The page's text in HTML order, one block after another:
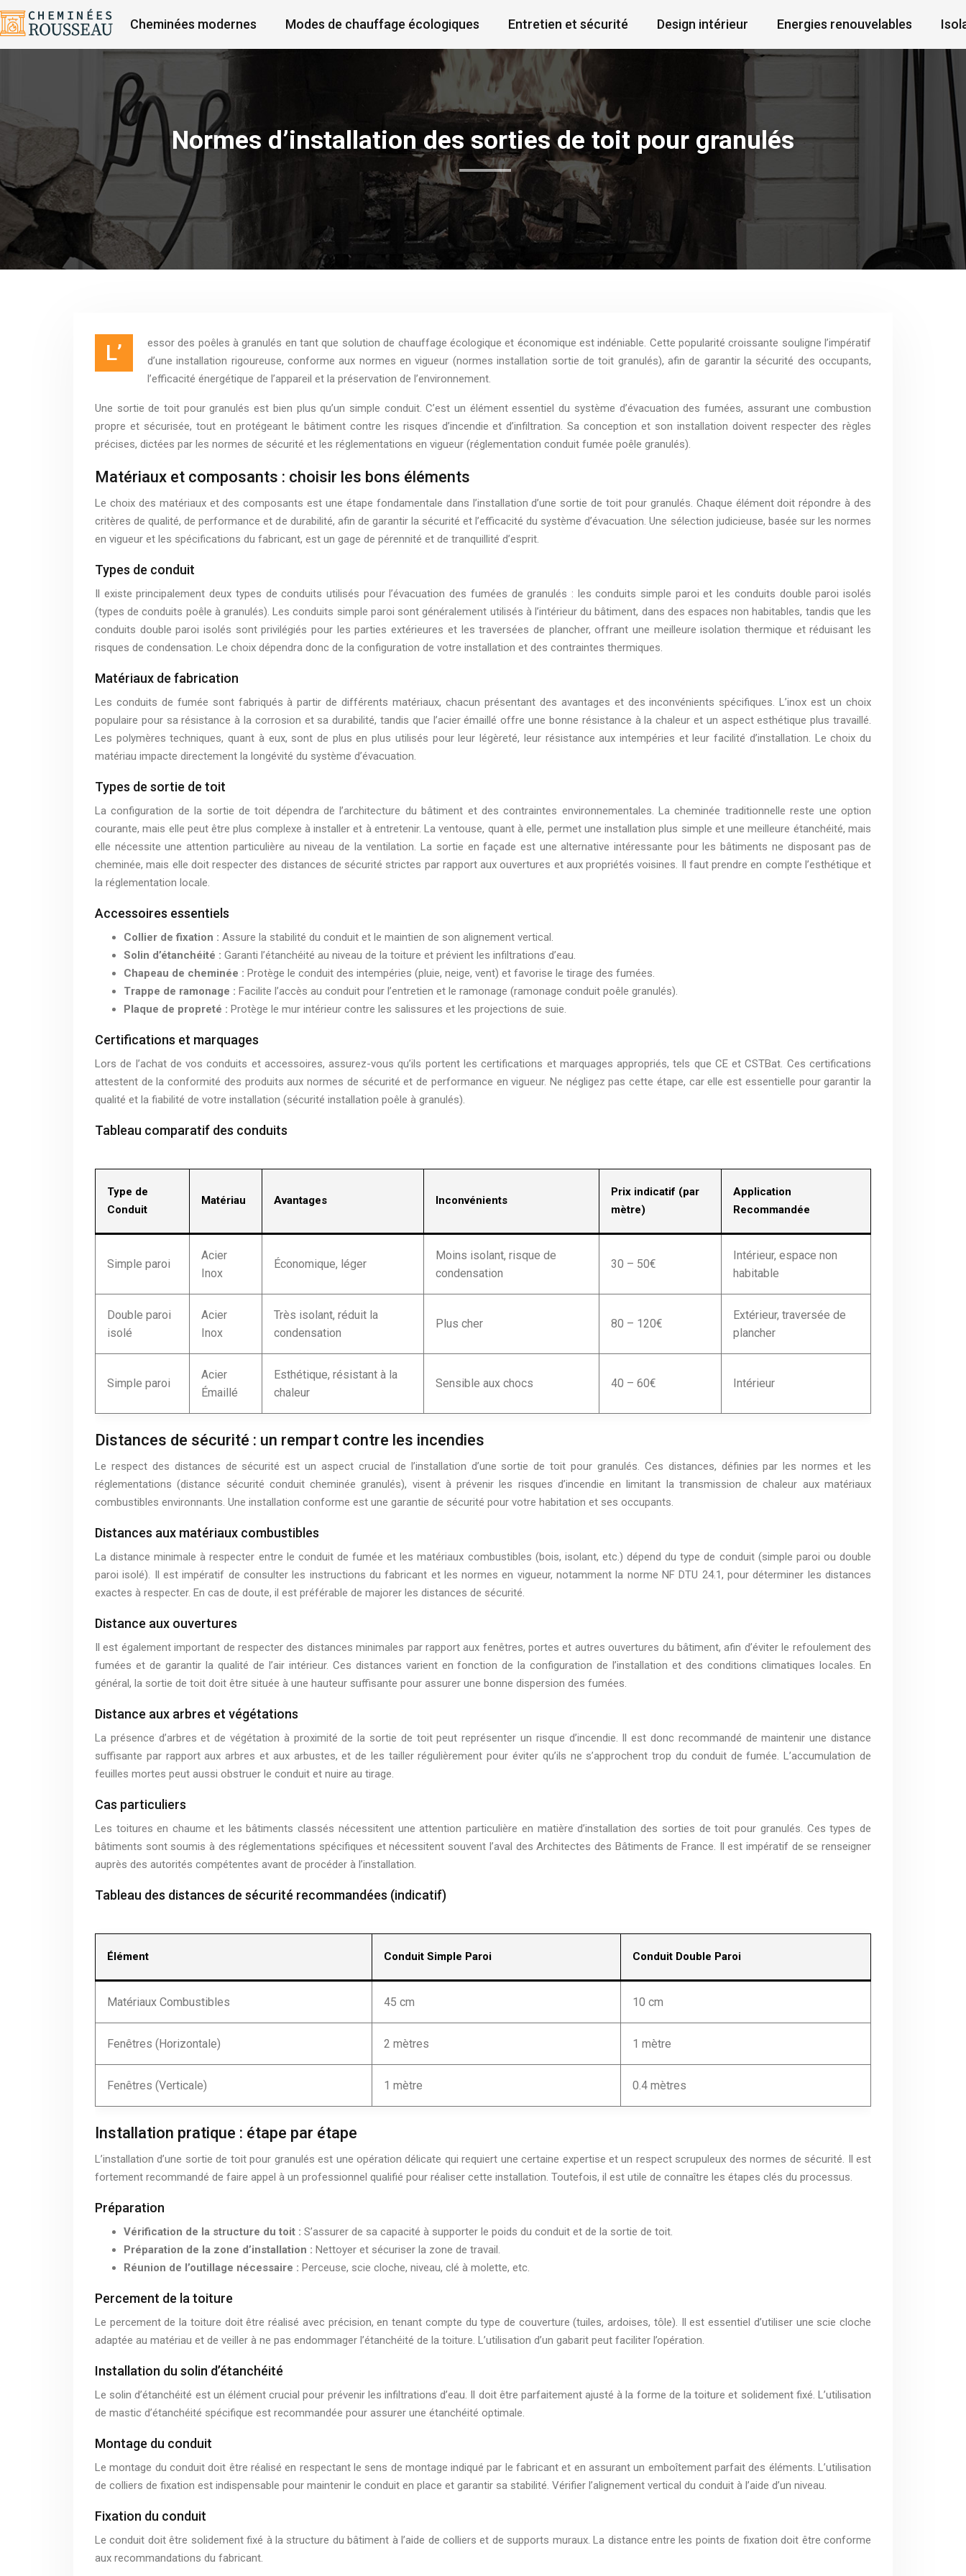
Cheminées modernes Modes de chauffage écologiques Entretien et sécurité Design intérieur Energies renouvelables
Normes d’installation des sorties de toit pour granulés
L’
essor des poêles à granulés en tant que solution de chauffage écologique et économique est indéniable. Cette popularité croissante souligne l’impératif
d’une installation rigoureuse, conforme aux normes en vigueur (normes installation sortie de toit granulés), afin de garantir la sécurité des occupants,
l’efficacité énergétique de l’appareil et la préservation de l’environnement.
Une sortie de toit pour granulés est bien plus qu’un simple conduit. C’est un élément essentiel du système d’évacuation des fumées, assurant une combustion
propre et sécurisée, tout en protégeant le bâtiment contre les risques d’incendie et d’infiltration. Sa conception et son installation doivent respecter des règles
précises, dictées par les normes de sécurité et les réglementations en vigueur (réglementation conduit fumée poêle granulés).
Matériaux et composants : choisir les bons éléments
Le choix des matériaux et des composants est une étape fondamentale dans l’installation d’une sortie de toit pour granulés. Chaque élément doit répondre à des
critères de qualité, de performance et de durabilité, afin de garantir la sécurité et l’efficacité du système d’évacuation. Une sélection judicieuse, basée sur les normes
en vigueur et les spécifications du fabricant, est un gage de pérennité et de tranquillité d’esprit.
Types de conduit
Il existe principalement deux types de conduits utilisés pour l’évacuation des fumées de granulés : les conduits simple paroi et les conduits double paroi isolés
(types de conduits poêle à granulés). Les conduits simple paroi sont généralement utilisés à l’intérieur du bâtiment, dans des espaces non habitables, tandis que les
conduits double paroi isolés sont privilégiés pour les parties extérieures et les traversées de plancher, offrant une meilleure isolation thermique et réduisant les
risques de condensation. Le choix dépendra donc de la configuration de votre installation et des contraintes thermiques.
Matériaux de fabrication
Les conduits de fumée sont fabriqués à partir de différents matériaux, chacun présentant des avantages et des inconvénients spécifiques. L’inox est un choix
populaire pour sa résistance à la corrosion et sa durabilité, tandis que l’acier émaillé offre une bonne résistance à la chaleur et un aspect esthétique plus travaillé.
Les polymères techniques, quant à eux, sont de plus en plus utilisés pour leur légèreté, leur résistance aux intempéries et leur facilité d’installation. Le choix du
matériau impacte directement la longévité du système d’évacuation.
Types de sortie de toit
La configuration de la sortie de toit dépendra de l’architecture du bâtiment et des contraintes environnementales. La cheminée traditionnelle reste une option
courante, mais elle peut être plus complexe à installer et à entretenir. La ventouse, quant à elle, permet une installation plus simple et une meilleure étanchéité, mais
elle nécessite une attention particulière au niveau de la ventilation. La sortie en façade est une alternative intéressante pour les bâtiments ne disposant pas de
cheminée, mais elle doit respecter des distances de sécurité strictes par rapport aux ouvertures et aux propriétés voisines. Il faut prendre en compte l’esthétique et
la réglementation locale.
Accessoires essentiels
Collier de fixation : Assure la stabilité du conduit et le maintien de son alignement vertical.
Solin d’étanchéité : Garanti l’étanchéité au niveau de la toiture et prévient les infiltrations d’eau.
Chapeau de cheminée : Protège le conduit des intempéries (pluie, neige, vent) et favorise le tirage des fumées.
Trappe de ramonage : Facilite l’accès au conduit pour l’entretien et le ramonage (ramonage conduit poêle granulés).
Plaque de propreté : Protège le mur intérieur contre les salissures et les projections de suie.
Certifications et marquages
Lors de l’achat de vos conduits et accessoires, assurez-vous qu’ils portent les certifications et marquages appropriés, tels que CE et CSTBat. Ces certifications
attestent de la conformité des produits aux normes de sécurité et de performance en vigueur. Ne négligez pas cette étape, car elle est essentielle pour garantir la
qualité et la fiabilité de votre installation (sécurité installation poêle à granulés).
Tableau comparatif des conduits
Type de
Conduit
Matériau Avantages Inconvénients
Prix indicatif (par
mètre)
Application
Recommandée
Simple paroi
Acier
Inox
Économique, léger
Moins isolant, risque de
condensation
30 – 50€
Intérieur, espace non
habitable
Double paroi
isolé
Acier
Inox
Très isolant, réduit la
condensation
Plus cher 80 – 120€
Extérieur, traversée de
plancher
Simple paroi
Acier
Émaillé
Esthétique, résistant à la
chaleur
Sensible aux chocs 40 – 60€ Intérieur
Distances de sécurité : un rempart contre les incendies
Le respect des distances de sécurité est un aspect crucial de l’installation d’une sortie de toit pour granulés. Ces distances, définies par les normes et les
réglementations (distance sécurité conduit cheminée granulés), visent à prévenir les risques d’incendie en limitant la transmission de chaleur aux matériaux
combustibles environnants. Une installation conforme est une garantie de sécurité pour votre habitation et ses occupants.
Distances aux matériaux combustibles
La distance minimale à respecter entre le conduit de fumée et les matériaux combustibles (bois, isolant, etc.) dépend du type de conduit (simple paroi ou double
paroi isolé). Il est impératif de consulter les instructions du fabricant et les normes en vigueur, notamment la norme NF DTU 24.1, pour déterminer les distances
exactes à respecter. En cas de doute, il est préférable de majorer les distances de sécurité.
Distance aux ouvertures
Il est également important de respecter des distances minimales par rapport aux fenêtres, portes et autres ouvertures du bâtiment, afin d’éviter le refoulement des
fumées et de garantir la qualité de l’air intérieur. Ces distances varient en fonction de la configuration de l’installation et des conditions climatiques locales. En
général, la sortie de toit doit être située à une hauteur suffisante pour assurer une bonne dispersion des fumées.
Distance aux arbres et végétations
La présence d’arbres et de végétation à proximité de la sortie de toit peut représenter un risque d’incendie. Il est donc recommandé de maintenir une distance
suffisante par rapport aux arbres et aux arbustes, et de les tailler régulièrement pour éviter qu’ils ne s’approchent trop du conduit de fumée. L’accumulation de
feuilles mortes peut aussi obstruer le conduit et nuire au tirage.
Cas particuliers
Les toitures en chaume et les bâtiments classés nécessitent une attention particulière en matière d’installation des sorties de toit pour granulés. Ces types de
bâtiments sont soumis à des réglementations spécifiques et nécessitent souvent l’aval des Architectes des Bâtiments de France. Il est impératif de se renseigner
auprès des autorités compétentes avant de procéder à l’installation.
Tableau des distances de sécurité recommandées (indicatif)
Élément Conduit Simple Paroi Conduit Double Paroi
Matériaux Combustibles 45 cm 10 cm
Fenêtres (Horizontale) 2 mètres 1 mètre
Fenêtres (Verticale) 1 mètre 0.4 mètres
Installation pratique : étape par étape
L’installation d’une sortie de toit pour granulés est une opération délicate qui requiert une certaine expertise et un respect scrupuleux des normes de sécurité. Il est
fortement recommandé de faire appel à un professionnel qualifié pour réaliser cette installation. Toutefois, il est utile de connaître les étapes clés du processus.
Préparation
Vérification de la structure du toit : S’assurer de sa capacité à supporter le poids du conduit et de la sortie de toit.
Préparation de la zone d’installation : Nettoyer et sécuriser la zone de travail.
Réunion de l’outillage nécessaire : Perceuse, scie cloche, niveau, clé à molette, etc.
Percement de la toiture
Le percement de la toiture doit être réalisé avec précision, en tenant compte du type de couverture (tuiles, ardoises, tôle). Il est essentiel d’utiliser une scie cloche
adaptée au matériau et de veiller à ne pas endommager l’étanchéité de la toiture. L’utilisation d’un gabarit peut faciliter l’opération.
Installation du solin d’étanchéité
Le solin d’étanchéité est un élément crucial pour prévenir les infiltrations d’eau. Il doit être parfaitement ajusté à la forme de la toiture et solidement fixé. L’utilisation
de mastic d’étanchéité spécifique est recommandée pour assurer une étanchéité optimale.
Montage du conduit
Le montage du conduit doit être réalisé en respectant le sens de montage indiqué par le fabricant et en assurant un emboîtement parfait des éléments. L’utilisation
de colliers de fixation est indispensable pour maintenir le conduit en place et garantir sa stabilité. Vérifier l’alignement vertical du conduit à l’aide d’un niveau.
Fixation du conduit
Le conduit doit être solidement fixé à la structure du bâtiment à l’aide de colliers et de supports muraux. La distance entre les points de fixation doit être conforme
aux recommandations du fabricant.